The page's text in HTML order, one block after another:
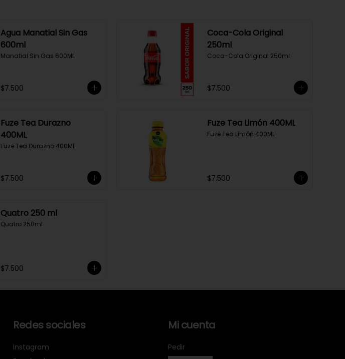
Agua Manatial Sin Gas
600ml
Manatial Sin Gas 600ML
$7.500
Coca-Cola Original
250ml
Coca-Cola Original 250ml
$7.500
Fuze Tea Durazno
400ML
Fuze Tea Durazno 400ML
$7.500
Fuze Tea Limón 400ML
Fuze Tea Limón 400ML
$7.500
Quatro 250 ml
Quatro 250ml
$7.500
Redes sociales
Instagram
Mi cuenta
Pedir